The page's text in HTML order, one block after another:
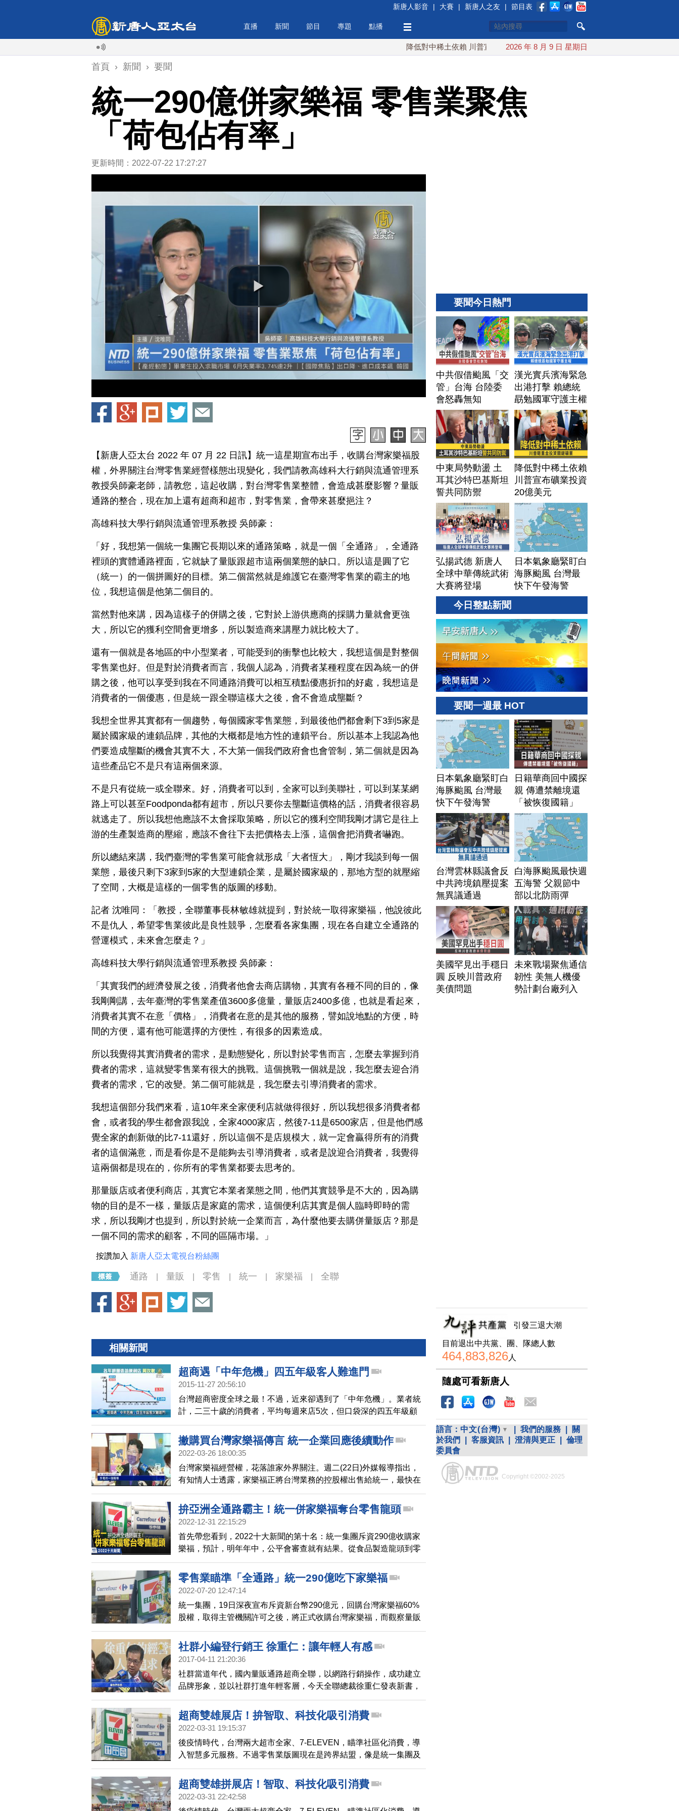
新唐人影音 | 大賽 | 新唐人之友 | 節目表
直播 新聞 節目 專題 點播
降低對中稀土依賴 川普宣布礦業投資20億美元 中東局勢動盪 土耳其沙特巴基斯坦誓
2026 年 8 月 9 日 星期日
首頁 › 新聞 › 要聞
統一290億併家樂福 零售業聚焦
「荷包佔有率」
更新時間：2022-07-22 17:27:27
【新唐人亞太台 2022 年 07 月 22 日訊】統一這星期宣布出手，收購台灣家樂福股
權，外界關注台灣零售業經營樣態出現變化，我們請教高雄科大行銷與流通管理系
教授吳師豪老師，請教您，這起收購，對台灣零售業整體，會造成甚麼影響？量販
通路的整合，現在加上還有超商和超市，對零售業，會帶來甚麼挹注？
高雄科技大學行銷與流通管理系教授 吳師豪：
「好，我想第一個統一集團它長期以來的通路策略，就是一個「全通路」，全通路
裡頭的實體通路裡面，它就缺了量販跟超市這兩個業態的缺口。所以這是圓了它
（統一）的一個拼圖好的目標。第二個當然就是維護它在臺灣零售業的霸主的地
位，我想這個是他第二個目的。
當然對他來講，因為這樣子的併購之後，它對於上游供應商的採購力量就會更強
大，所以它的獲利空間會更增多，所以製造商來講壓力就比較大了。
還有一個就是各地區的中小型業者，可能受到的衝擊也比較大，我想這個是對整個
零售業也好。但是對於消費者而言，我個人認為，消費者某種程度在因為統一的併
購之後，他可以享受到我在不同通路消費可以相互積點優惠折扣的好處，我想這是
消費者的一個優惠，但是統一跟全聯這樣大之後，會不會造成壟斷？
我想全世界其實都有一個趨勢，每個國家零售業態，到最後他們都會剩下3到5家是
屬於國家級的連鎖品牌，其他的大概都是地方性的連鎖平台。所以基本上我認為他
們要造成壟斷的機會其實不大，不大第一個我們政府會也會管制，第二個就是因為
這些產品它不是只有這兩個來源。
不是只有從統一或全聯來。好，消費者可以到，全家可以到美聯社，可以到某某網
路上可以甚至Foodponda都有超市，所以只要你去壟斷這價格的話，消費者很容易
就逃走了。所以我想他應該不太會採取策略，所以它的獲利空間我剛才講它是往上
游的生產製造商的壓縮，應該不會往下去把價格去上漲，這個會把消費者嚇跑。
所以總結來講，我們臺灣的零售業可能會就形成「大者恆大」，剛才我談到每一個
業態，最後只剩下3家到5家的大型連鎖企業，是屬於國家級的，那地方型的就壓縮
了空間，大概是這樣的一個零售的版圖的移動。
記者 沈唯同：「教授，全聯董事長林敏雄就提到，對於統一取得家樂福，他說彼此
不是仇人，希望零售業彼此是良性競爭，怎麼看各家集團，現在各自建立全通路的
營運模式，未來會怎麼走？」
高雄科技大學行銷與流通管理系教授 吳師豪：
「其實我們的經濟發展之後，消費者他會去商店購物，其實有各種不同的目的，像
我剛剛講，去年臺灣的零售業產值3600多億量，量販店2400多億，也就是看起來，
消費者其實不在意「價格」，消費者在意的是其他的服務，譬如說地點的方便，時
間的方便，還有他可能選擇的方便性，有很多的因素造成。
所以我覺得其實消費者的需求，是動態變化，所以對於零售而言，怎麼去掌握到消
費者的需求，這就變零售業有很大的挑戰。這個挑戰一個就是說，我怎麼去迎合消
費者的需求，它的改變。第二個可能就是，我怎麼去引導消費者的需求。
我想這個部分我們來看，這10年來全家便利店就做得很好，所以我想很多消費者都
會，或者我的學生都會跟我說，全家4000家店，然後7-11是6500家店，但是他們感
覺全家的創新做的比7-11還好，所以這個不是店規模大，就一定會贏得所有的消費
者的這個滿意，而是看你是不是能夠去引導消費者，或者是說迎合消費者，我覺得
這兩個都是現在的，你所有的零售業都要去思考的。
那量販店或者便利商店，其實它本業者業態之間，他們其實競爭是不大的，因為購
物的目的是不一樣，量販店是家庭的需求，這個便利店其實是個人臨時即時的需
求，所以我剛才也提到，所以對於統一企業而言，為什麼他要去購併量販店？那是
一個不同的需求的顧客，不同的區隔市場。」
按讚加入 新唐人亞太電視台粉絲團
通路 量販 零售 統一 家樂福 全聯
相關新聞
超商遇「中年危機」四五年級客人難進門
2015-11-27 20:56:10
台灣超商密度全球之最！不過，近來卻遇到了「中年危機」。業者統
計，二三十歲的消費者，平均每週來店5次，但口袋深的四五年級顧
客，一星期卻只光顧三次，我們實地走訪發現，超市、量販是主要競
爭對手。
撇購買台灣家樂福傳言 統一企業回應後續動作
2022-03-26 18:00:35
台灣家樂福經營權，花落誰家外界關注。週二(22日)外媒報導指出，
有知情人士透露，家樂福正將台灣業務的控股權出售給統一，最快在
未來幾週之內達成協議。對此，今天(25日)統一企業舉辦發表會，代
理發言人表示，沒有聽說。被問到，統一是否有下一步的動作，代理
發言人則沒有把話說死。
拚亞洲全通路霸主！統一併家樂福奪台零售龍頭
2022-12-31 22:15:29
首先帶您看到，2022十大新聞的第十名：統一集團斥資290億收購家
樂福，預計，明年年中，公平會審查就有結果。從食品製造龍頭到零
售版圖霸主，統一集團董事長羅智先立基於更長遠的戰略思維，打破
競爭界線，虛實整合，不但開啟零售版圖「全通路」的新階段，也宣
告：統一全聯二強爭霸的時代，已經來臨。
零售業瞄準「全通路」統一290億吃下家樂福
2022-07-20 12:47:14
統一集團，19日深夜宣布斥資新台幣290億元，回購台灣家樂福60%
股權，取得主管機關許可之後，將正式收購台灣家樂福，而觀察量販
業市況可以說相當火熱，美商好市多，今年宣布直接全資經營台灣
Costco，全聯則是砸下重金收購大潤發，外界分析，零售業透過收
購，擴大規模的同時，經營模式將大大改變。
社群小編登行銷王 徐重仁：讓年輕人有感
2017-04-11 21:20:36
社群當道年代，國內量販通路超商全聯，以網路行銷操作，成功建立
品牌形象，並以社群打進年輕客層，今天全聯總裁徐重仁發表新書，
傳達經營管理理念。
超商雙雄展店！拚智取、科技化吸引消費
2022-03-31 19:15:37
後疫情時代，台灣兩大超市全家、7-ELEVEN，瞄準社區化消費，導
入智慧多元服務。不過零售業版圖現在是跨界結盟，像是統一集團及
全聯的併購動作，也讓零售業市場，更加白熱化。
超商雙雄拼展店！智取、科技化吸引消費
2022-03-31 22:42:58
要聞今日熱門
中共假借颱風「交
管」台海 台陸委
會怒轟無知
漢光實兵濱海緊急
出港打擊 賴總統
勗勉國軍守護主權
中東局勢動盪 土
耳其沙特巴基斯坦
誓共同防禦
降低對中稀土依賴
川普宣布礦業投資
20億美元
弘揚武德 新唐人
全球中華傳統武術
大賽將登場
日本氣象廳緊盯白
海豚颱風 台灣最
快下午發海警
今日整點新聞
要聞一週最 HOT
日本氣象廳緊盯白
海豚颱風 台灣最
快下午發海警
日籍華商回中國探
親 傳遭禁離境還
「被恢復國籍」
台灣雲林縣議會反
中共跨境鎮壓提案
無異議通過
白海豚颱風最快週
五海警 父親節中
部以北防雨彈
美國罕見出手穩日
圓 反映川普政府
美債問題
未來戰場聚焦通信
韌性 美無人機優
勢計劃台廠列入
引發三退大潮
目前退出中共黨、團、隊總人數
464,883,826人
隨處可看新唐人
語言： 中文(台灣) 我們的服務
關
於我們
客服資訊 澄清與更正
倫理
委員會
Copyright ©2002-2025